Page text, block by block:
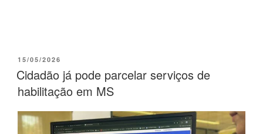
15/05/2026
Cidadão já pode parcelar serviços de
habilitação em MS